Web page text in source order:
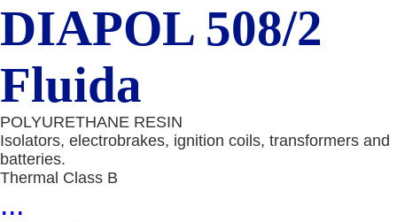
DIAPOL 508/2
Fluida
POLYURETHANE RESIN
Isolators, electrobrakes, ignition coils, transformers and
batteries.
Thermal Class B
...